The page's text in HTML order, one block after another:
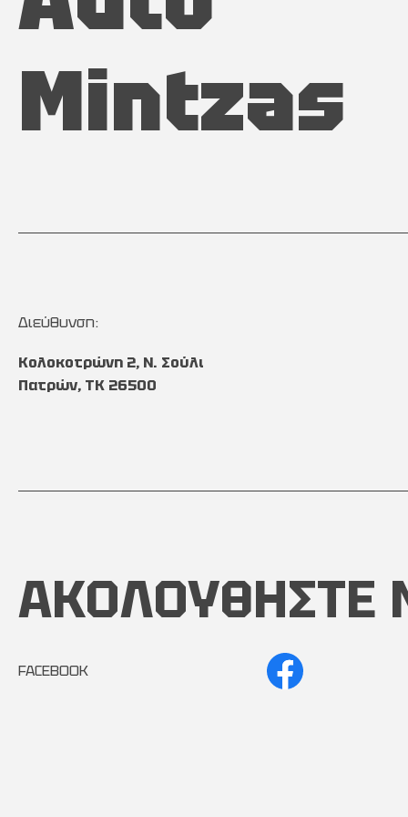
Mintzas
Διεύθυνση:
Κολοκοτρώνη 2, Ν. Σούλι
Πατρών, TK 26500
ΑΚΟΛΟΥΘΗΣΤΕ
FACEBOOK